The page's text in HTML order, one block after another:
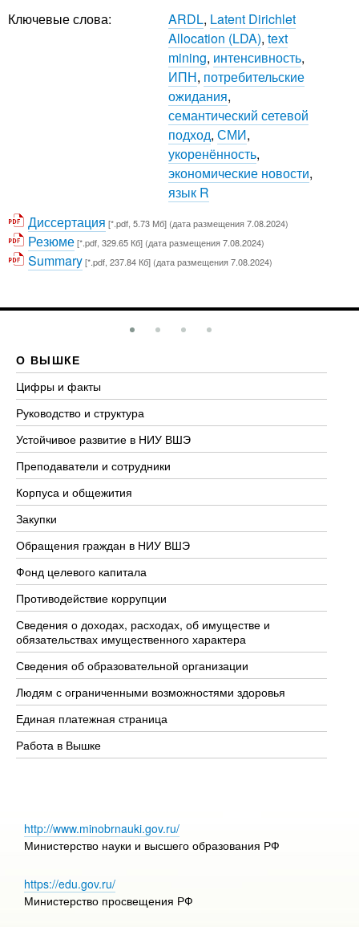
Ключевые слова:
ARDL, Latent Dirichlet
Allocation (LDA), text
mining, интенсивность,
ИПН, потребительские
ожидания,
семантический сетевой
подход, СМИ,
укоренённость,
экономические новости,
язык R
Диссертация [*.pdf, 5.73 Мб] (дата размещения 7.08.2024)
Резюме[*.pdf, 329.65 Кб] (дата размещения 7.08.2024)
Summary[*.pdf, 237.84 Кб] (дата размещения 7.08.2024)
О ВЫШКЕ
Цифры и факты
Руководство и структура
Устойчивое развитие в НИУ ВШЭ
Преподаватели и сотрудники
Корпуса и общежития
Закупки
Обращения граждан в НИУ ВШЭ
Фонд целевого капитала
Противодействие коррупции
Сведения о доходах, расходах, об имуществе и
обязательствах имущественного характера
Сведения об образовательной организации
Людям с ограниченными возможностями здоровья
Единая платежная страница
Работа в Вышке
http://www.minobrnauki.gov.ru/
Министерство науки и высшего образования РФ
https://edu.gov.ru/
Министерство просвещения РФ